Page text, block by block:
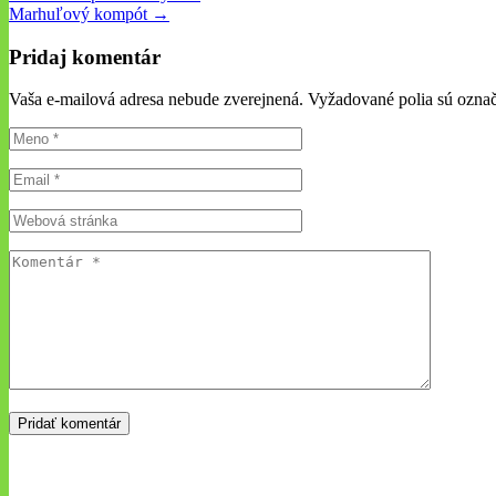
Marhuľový kompót →
Pridaj komentár
Vaša e-mailová adresa nebude zverejnená. Vyžadované polia sú